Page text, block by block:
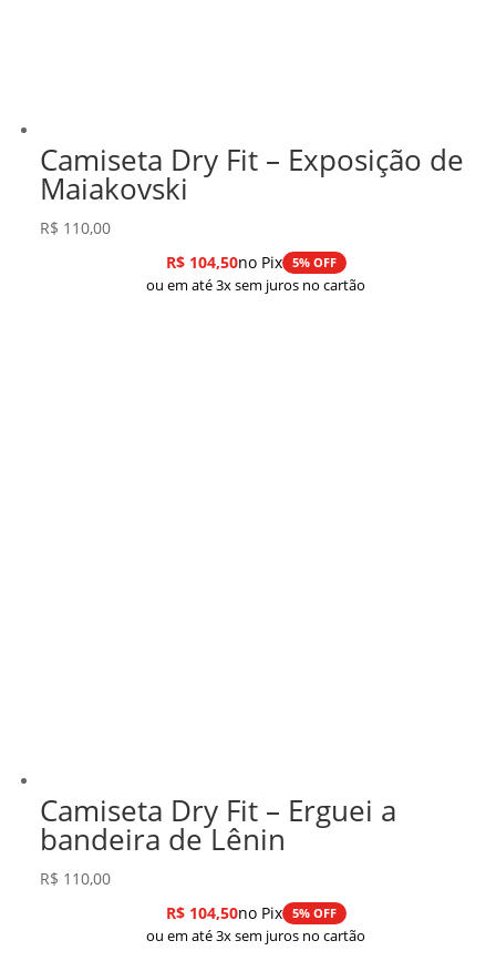
Camiseta Dry Fit – Exposição de
Maiakovski
R$ 110,00
R$104,50no Pix 5% OFF
ou em até 3x sem juros no cartão
Camiseta Dry Fit – Erguei a
bandeira de Lênin
R$ 110,00
R$104,50no Pix 5% OFF
ou em até 3x sem juros no cartão